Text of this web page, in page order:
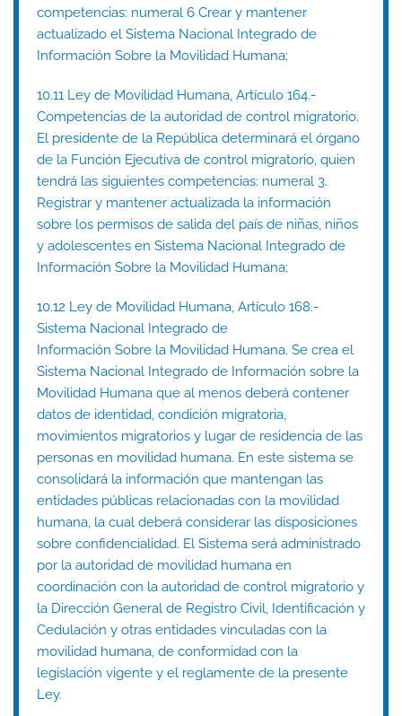
competencias: numeral 6 Crear y mantener
actualizado el Sistema Nacional Integrado de
Información Sobre la Movilidad Humana;
10.11 Ley de Movilidad Humana, Artículo 164.-
Competencias de la autoridad de control migratorio.
El presidente de la República determinará el órgano
de la Función Ejecutiva de control migratorio, quien
tendrá las siguientes competencias: numeral 3.
Registrar y mantener actualizada la información
sobre los permisos de salida del país de niñas, niños
y adolescentes en Sistema Nacional Integrado de
Información Sobre la Movilidad Humana;
10.12 Ley de Movilidad Humana, Artículo 168.-
Sistema Nacional Integrado de
Información Sobre la Movilidad Humana. Se crea el
Sistema Nacional Integrado de Información sobre la
Movilidad Humana que al menos deberá contener
datos de identidad, condición migratoria,
movimientos migratorios y lugar de residencia de las
personas en movilidad humana. En este sistema se
consolidará la información que mantengan las
entidades públicas relacionadas con la movilidad
humana, la cual deberá considerar las disposiciones
sobre confidencialidad. El Sistema será administrado
por la autoridad de movilidad humana en
coordinación con la autoridad de control migratorio y
la Dirección General de Registro Civil, Identificación y
Cedulación y otras entidades vinculadas con la
movilidad humana, de conformidad con la
legislación vigente y el reglamente de la presente
Ley.